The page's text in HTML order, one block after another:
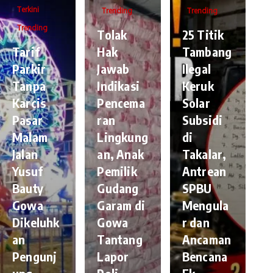
Terkini
Trending
Tarif
Parkir
Tanpa
Karcis
Pasar
Malam
Jalan
Yusuf
Bauty
Gowa
Dikeluhk
an
Pengunj
Trending
Tolak
Hak
Jawab
Indikasi
Pencema
ran
Lingkung
an, Anak
Pemilik
Gudang
Garam di
Gowa
Tantang
Lapor
Trending
25 Titik
Tambang
Ilegal
Keruk
Solar
Subsidi
di
Takalar,
Antrean
SPBU
Mengula
r dan
Ancaman
Bencana